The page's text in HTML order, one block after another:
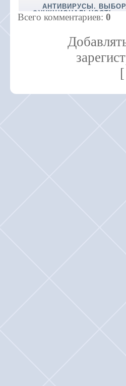
АНТИВИРУСЫ.
ФУНКЦИОНАЛЬНОСТЬ.
ПРЕДНАЗНАЧЕНИЕ
Всего комментариев: 0